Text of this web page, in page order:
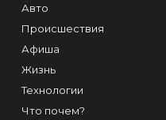
Авто
Происшествия
Афиша
Жизнь
Технологии
Что почем?